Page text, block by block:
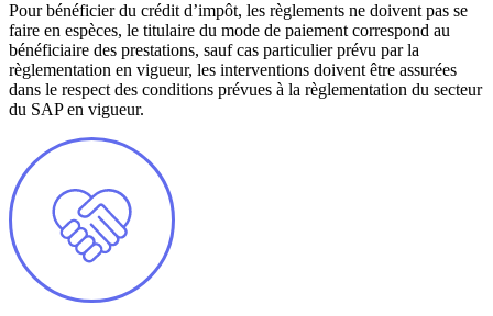
Pour bénéficier du crédit d’impôt, les règlements ne doivent pas se
faire en espèces, le titulaire du mode de paiement correspond au
bénéficiaire des prestations, sauf cas particulier prévu par la
règlementation en vigueur, les interventions doivent être assurées
dans le respect des conditions prévues à la règlementation du secteur
du SAP en vigueur.